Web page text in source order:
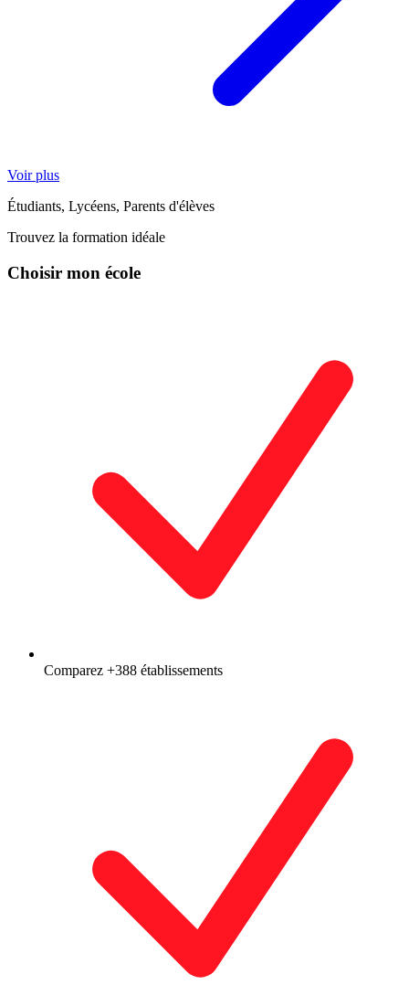
Voir plus
Étudiants, Lycéens, Parents d'élèves
Trouvez la formation idéale
Choisir mon école
Comparez +388 établissements